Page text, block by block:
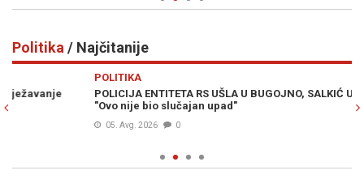
Politika / Najčitanije
POLICIJA ENTITETA RS UŠLA U BUGOJNO, SALKIĆ UPOZORAVA:
"Ovo nije bio slučajan upad"
0